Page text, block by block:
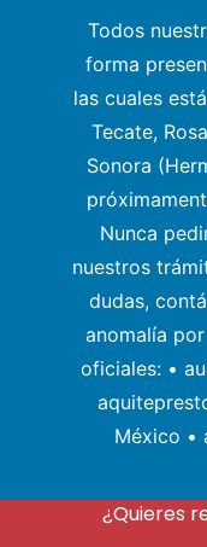
Todos
forma
las cuales
Tecate,
Sonora
Nunca
nuestros
dudas,
anomalía
oficiales: •
México •
¿Quieres